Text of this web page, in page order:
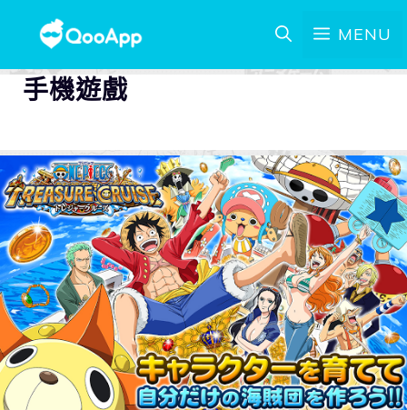
MENU
手機遊戲